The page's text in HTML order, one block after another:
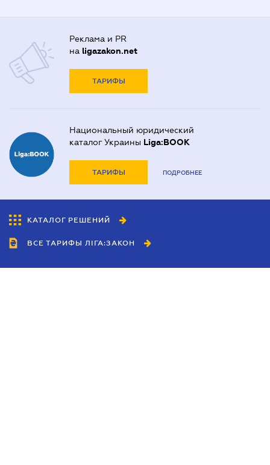
Реклама и PR
на ligazakon.net
ТАРИФЫ
Национальный юридический
каталог Украины Liga:BOOK
ТАРИФЫ ПОДРОБНЕЕ
КАТАЛОГ РЕШЕНИЙ
ВСЕ ТАРИФЫ ЛІГА:ЗАКОН